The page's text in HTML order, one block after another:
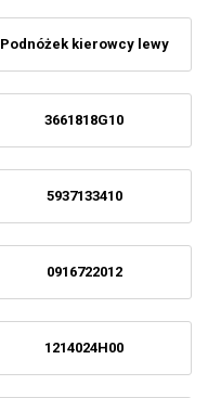
Podnóżek kierowcy lewy
3661818G10
5937133410
0916722012
1214024H00